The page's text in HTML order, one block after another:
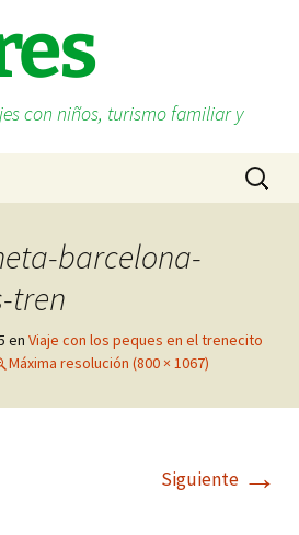
con niños, turismo familiar y
Buscar:
barcelona-
tren
en Viaje con los peques en el trenecito
Máxima resolución (800 × 1067)
Siguiente →